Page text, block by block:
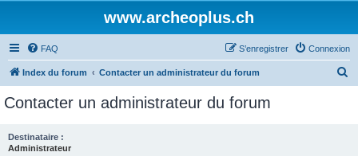
www.archeoplus.ch
FAQ Connexion
S’enregistrer
Index du forum Contacter un administrateur du forum
Contacter un administrateur du forum
Destinataire :
Administrateur